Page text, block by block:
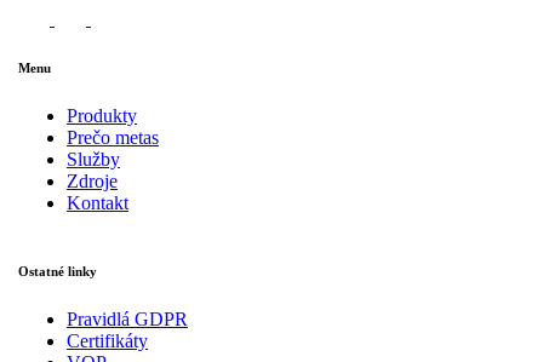
Menu
Produkty
Prečo metas
Služby
Zdroje
Kontakt
Ostatné linky
Pravidlá GDPR
Certifikáty